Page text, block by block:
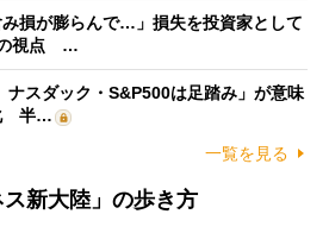
み損が膨らんで…」損失を投資家として
の視点 …
ナスダック・S&P500は足踏み」が意味
半…
一覧を見る
新大陸」の歩き方